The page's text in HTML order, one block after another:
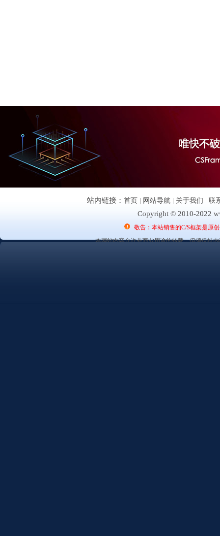
站内链接： 首页 | 网站导航 | 关于我们 | 联
Copyright © 2010-2022
敬告：本站销售的C/S框架是原
本网站内容允许非商业用途的转载，但须保持